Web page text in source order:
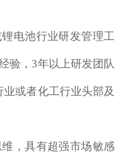
电池行业研发管理工
验，3年以上研发团队
或者化工行业头部及
，具有超强市场敏感